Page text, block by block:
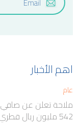
اهم الأخبار
عام
542 مليون ريال قطري